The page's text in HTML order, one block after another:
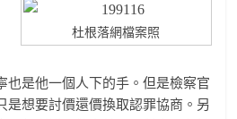
杜根落網檔案照
也是他一個人下的手。但是檢察官
是想要討價還價換取認罪協商。另